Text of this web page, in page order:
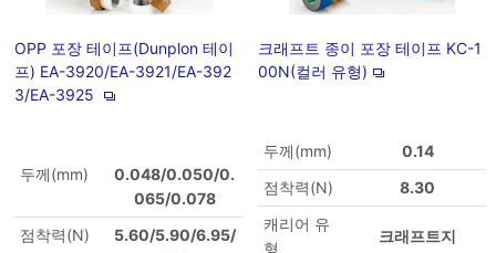
OPP 포장 테이프(Dunplon 테이
프) EA-3920/EA-3921/EA-392
3/EA-3925
두께(mm)
0.048/0.050/0.
065/0.078
점착력(N)
5.60/5.90/6.95/
크래프트 종이 포장 테이프 KC-1
00N(컬러 유형)
두께(mm)
0.14
점착력(N)
8.30
캐리어 유
형
크래프트지